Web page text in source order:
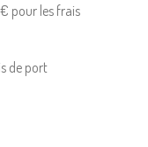
pour les frais
de port